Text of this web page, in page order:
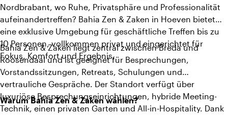
Nordbrabant, wo Ruhe, Privatsphäre und Professionalität
aufeinandertreffen? Bahia Zen & Zaken in Hoeven bietet
eine exklusive Umgebung für geschäftliche Treffen bis zu
10 Personen, vollkommen privat und eingerichtet für
Fokus, Komfort und Ergebnis.
Bahia Zen & Zaken liegt zentral zwischen Breda und
Roosendaal und ist geeignet für Besprechungen,
Vorstandssitzungen, Retreats, Schulungen und
vertrauliche Gespräche. Der Standort verfügt über
luxuriöse Besprechungseinrichtungen, hybride Meeting-
Technik, einen privaten Garten und All-in-Hospitality. Dank
Warum Bahia Zen & Zaken wählen?